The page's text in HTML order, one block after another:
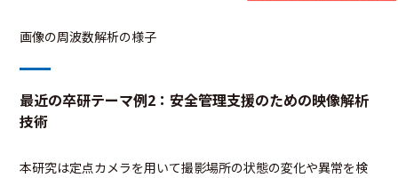
画像の周波数解析の様子
最近の卒研テーマ例2：安全管理支援のための映像解析
技術
本研究は定点カメラを用いて撮影場所の状態の変化や異常を検